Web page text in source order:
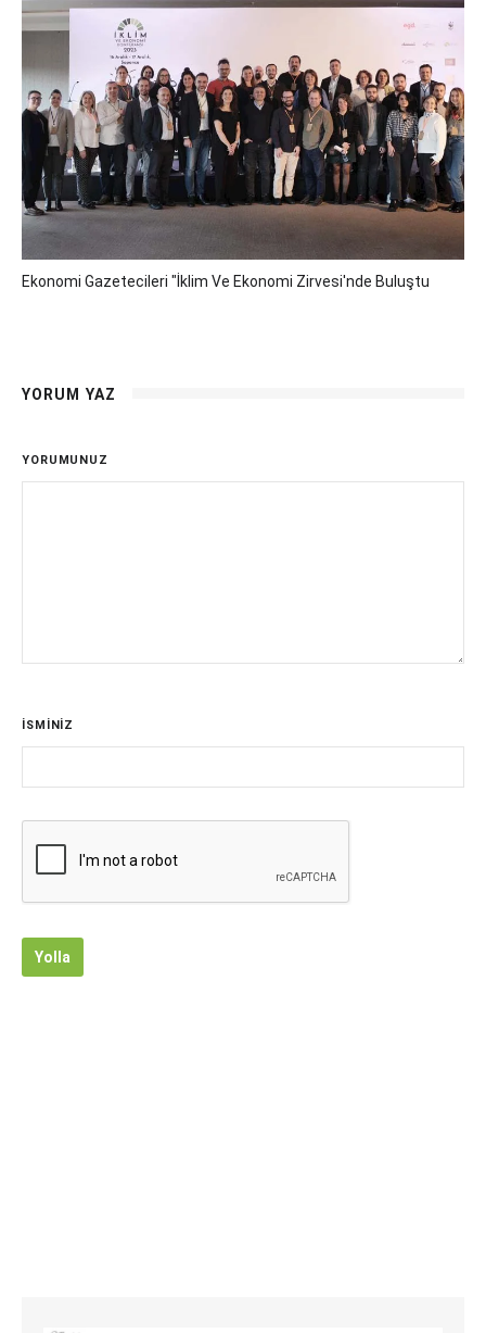
Ekonomi Gazetecileri "İklim Ve Ekonomi Zirvesi'nde Buluştu
YORUM YAZ
YORUMUNUZ
İSMİNİZ
Yolla